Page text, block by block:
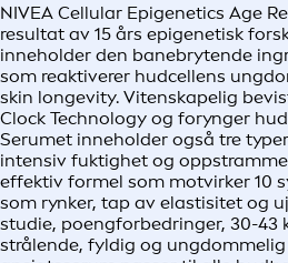
NIVEA Cellular Epigenetics Age
resultat av 15 års epigenetisk
inneholder den banebrytende
som reaktiverer hudcellens
skin longevity. Vitenskapelig
Clock Technology og forynger
Serumet inneholder også tre
intensiv fuktighet og
effektiv formel som motvirker 10
som rynker, tap av elastisitet og
studie, poengforbedringer, 30-43
strålende, fyldig og